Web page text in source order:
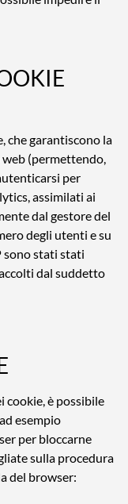
che garantiscono la
(permettendo,
per
assimilati ai
dal gestore del
degli utenti e su
sono stati stati
dal suddetto
cookie, è possibile
esempio
per bloccarne
sulla procedura
del browser: